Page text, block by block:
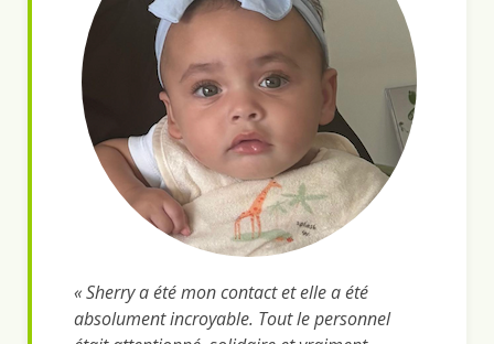
« Sherry a été mon contact et elle a été
absolument incroyable. Tout le personnel